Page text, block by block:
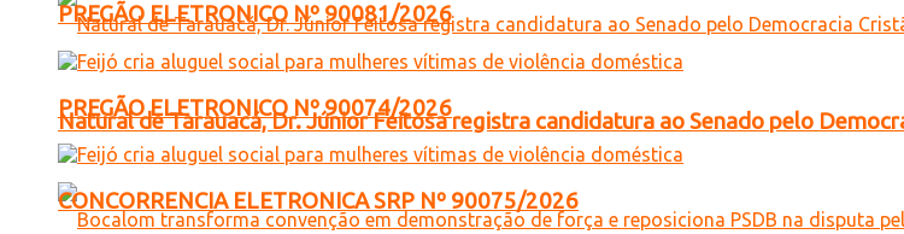
Natural de Tarauacá, Dr. Júnior Feitosa registra candidatura ao Senado pelo
PREGÃO ELETRONICO Nº 90081/2026
PREGÃO ELETRONICO Nº 90074/2026
CONCORRENCIA ELETRONICA SRP Nº 90075/2026